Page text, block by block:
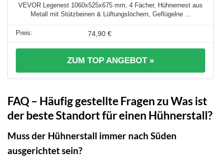
VEVOR Legenest 1060x525x675 mm, 4 Fächer, Hühnernest aus
Metall mit Stützbeinen & Lüftungslöchern, Geflügelne ...
74,90 €
ZUM TOP ANGEBOT »
FAQ – Häufig gestellte Fragen zu Was ist
der beste Standort für einen Hühnerstall?
Muss der Hühnerstall immer nach Süden
ausgerichtet sein?